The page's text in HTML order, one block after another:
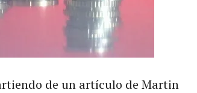
de un artículo de Martin